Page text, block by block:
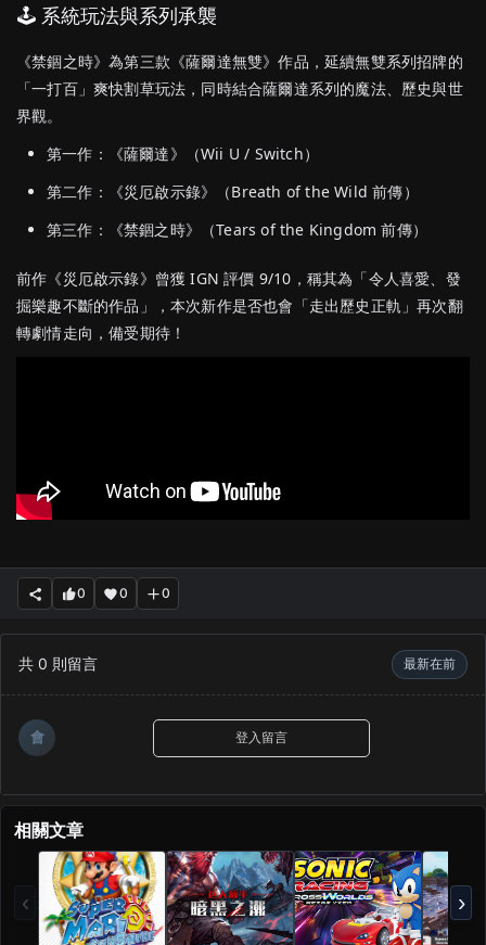
🕹️ 系統玩法與系列承襲
《禁錮之時》為第三款《薩爾達無雙》作品，延續無雙系列招牌的
「一打百」爽快割草玩法，同時結合薩爾達系列的魔法、歷史與世
界觀。
第一作：《薩爾達》（Wii U / Switch）
第二作：《災厄啟示錄》（Breath of the Wild 前傳）
第三作：《禁錮之時》（Tears of the Kingdom 前傳）
前作《災厄啟示錄》曾獲 IGN 評價 9/10，稱其為「令人喜愛、發
掘樂趣不斷的作品」，本次新作是否也會「走出歷史正軌」再次翻
轉劇情走向，備受期待！
0 0 0
共 0 則留言 最新在前
會 登入留言
相關文章
‹ ›